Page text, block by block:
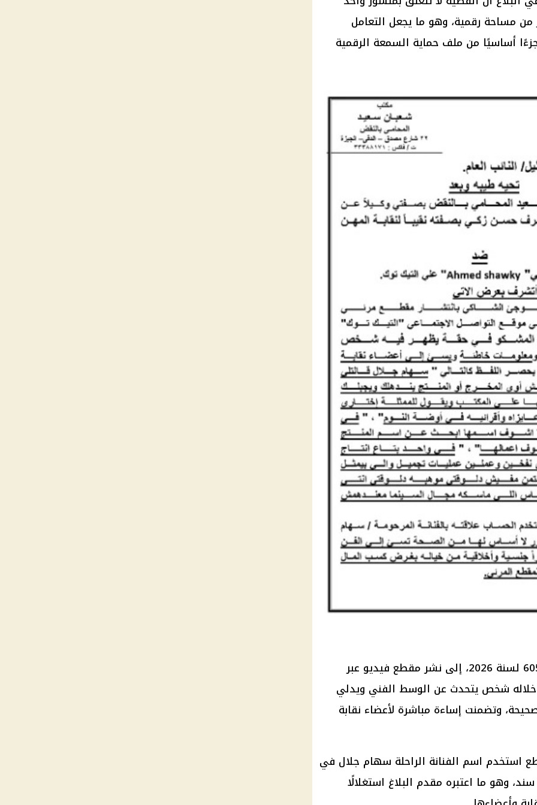
مساحة رقمية، وهو ما يجعل التعامل
جزءًا أساسيًا من ملف حماية السمعة الرقمية
أشار البلاغ الأول، المقيد برقم 60550 لسنة 2026، إلى نشر مقطع فيديو عبر
شخص يتحدث عن الوسط الفني ويدلي
وتضمنت إساءة مباشرة لأعضاء نقابة
استخدم اسم الفنانة الراحلة سهام جلال في
وهو ما اعتبره مقدم البلاغ استغلالًا